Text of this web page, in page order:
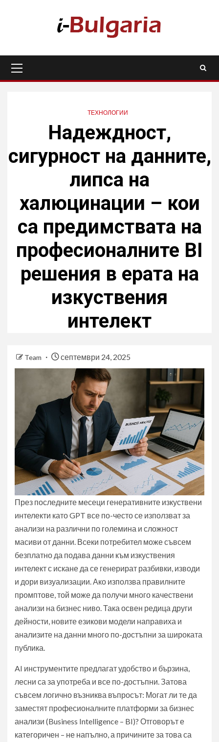
Menu
ТЕХНОЛОГИИ
Надеждност,
сигурност на данните,
липса на
халюцинации – кои
са предимствата на
професионалните BI
решения в ерата на
изкуствения
интелект
Team септември 24, 2025
През последните месеци генеративните изкуствени
интелекти като GPT все по-често се използват за
анализи на различни по големина и сложност
масиви от данни. Всеки потребител може съвсем
безплатно да подава данни към изкуствения
интелект с искане да се генерират разбивки, изводи
и дори визуализации. Ако използва правилните
промптове, той може да получи много качествени
анализи на бизнес ниво. Така освен редица други
дейности, новите езикови модели направиха и
анализите на данни много по-достъпни за широката
публика.
AI инструментите предлагат удобство и бързина,
лесни са за употреба и все по-достъпни. Затова
съвсем логично възниква въпросът: Могат ли те да
заместят професионалните платформи за бизнес
анализи (Business Intelligence – BI)? Отговорът е
категоричен – не напълно, а причините за това са